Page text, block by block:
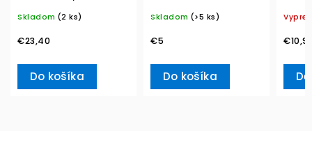
Skladom (2 ks)
€23,40
Do košíka
L– Villeroy & Boch
Skladom (>5 ks)
€5
Do košíka